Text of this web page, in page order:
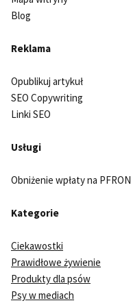
Blog
Reklama
Opublikuj artykuł
SEO Copywriting
Linki SEO
Usługi
Obniżenie wpłaty na PFRON
Kategorie
Ciekawostki
Prawidłowe żywienie
Produkty dla psów
Psy w mediach